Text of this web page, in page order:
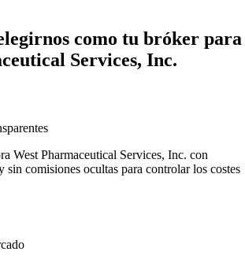
como tu bróker para
Services, Inc.
West Pharmaceutical Services, Inc. con
sin comisiones ocultas para controlar los costes